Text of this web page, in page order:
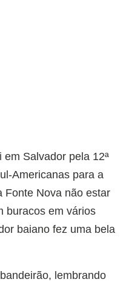
Salvador pela 12ª
Americanas para a
Fonte Nova não estar
buracos em vários
baiano fez uma bela
lembrando